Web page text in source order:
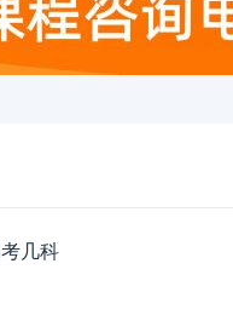
几科